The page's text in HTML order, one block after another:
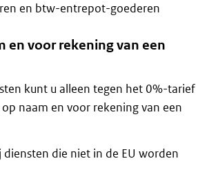
en btw-entrepot-goederen
en voor rekening van een
kunt u alleen tegen het 0%-tarief
op naam en voor rekening van een
die niet in de EU worden